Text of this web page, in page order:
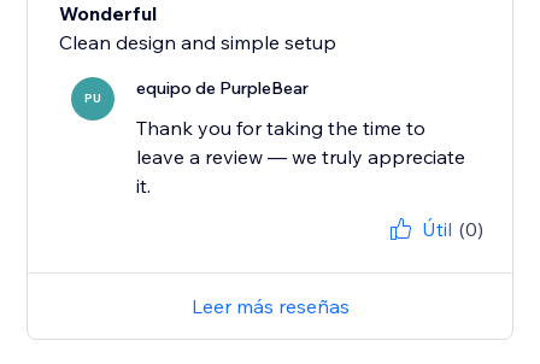
Wonderful
Clean design and simple setup
PU equipo de PurpleBear
Thank you for taking the time to
leave a review — we truly appreciate
it.
Útil (0)
Leer más reseñas